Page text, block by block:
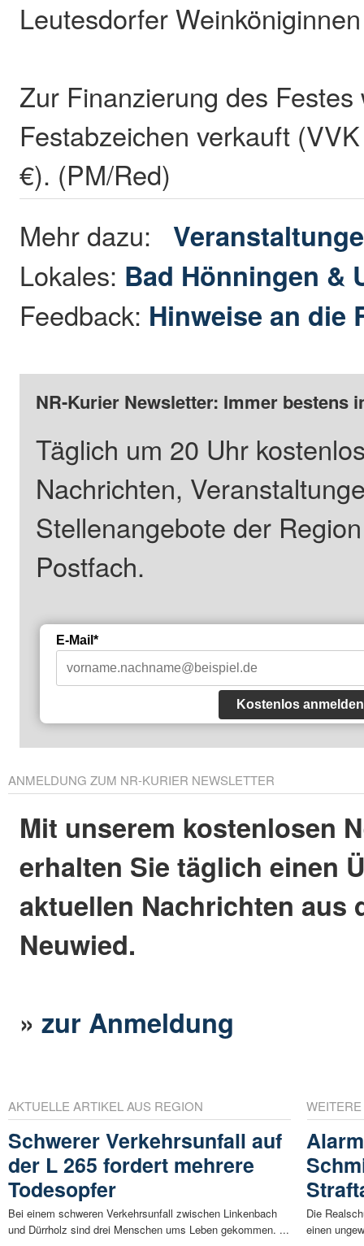
Leutesdorfer
Zur Finanzierung des Festes
Festabzeichen verkauft
€). (PM/Red)
Mehr dazu:
Lokales: Bad Hönningen &
Feedback: Hinweise an die
NR-Kurier Newsletter: Immer bestens
Täglich um 20 Uhr
Nachrichten,
Stellenangebote der
Postfach.
E-Mail*
Kostenlos anmelden
ANMELDUNG ZUM NR-KURIER NEWSLETTER
Mit unserem kostenlosen
erhalten Sie täglich einen
aktuellen Nachrichten aus
Neuwied.
»zur Anmeldung
AKTUELLE ARTIKEL AUS REGION
Schwerer Verkehrsunfall auf
der L 265 fordert mehrere
Todesopfer
Bei einem schweren Verkehrsunfall zwischen Linkenbach
und Dürrholz sind drei Menschen ums Leben gekommen. ...
Die
einen